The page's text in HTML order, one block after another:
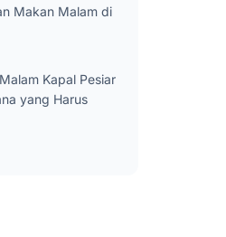
Makan Malam di
Kapal Pesiar
yang Harus